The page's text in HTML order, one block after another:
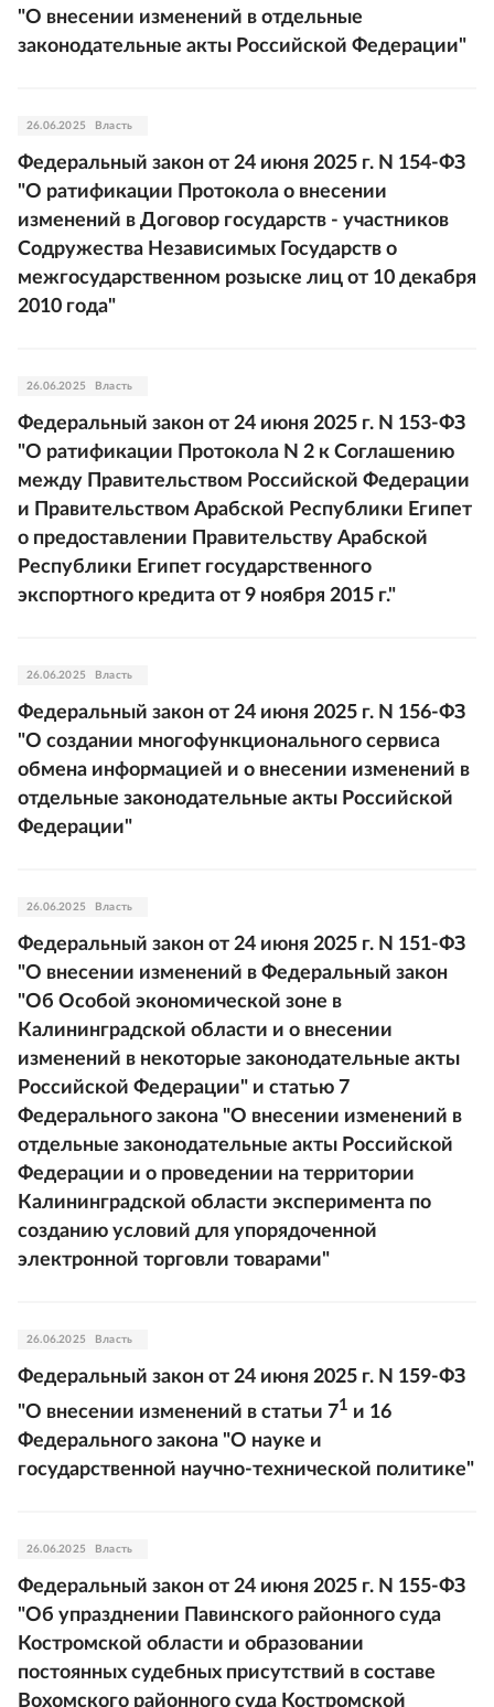
"О внесении изменений в отдельные
законодательные акты Российской Федерации"
26.06.2025 Власть
Федеральный закон от 24 июня 2025 г. N 154-ФЗ
"О ратификации Протокола о внесении
изменений в Договор государств - участников
Содружества Независимых Государств о
межгосударственном розыске лиц от 10 декабря
2010 года"
26.06.2025 Власть
Федеральный закон от 24 июня 2025 г. N 153-ФЗ
"О ратификации Протокола N 2 к Соглашению
между Правительством Российской Федерации
и Правительством Арабской Республики Египет
о предоставлении Правительству Арабской
Республики Египет государственного
экспортного кредита от 9 ноября 2015 г."
26.06.2025 Власть
Федеральный закон от 24 июня 2025 г. N 156-ФЗ
"О создании многофункционального сервиса
обмена информацией и о внесении изменений в
отдельные законодательные акты Российской
Федерации"
26.06.2025 Власть
Федеральный закон от 24 июня 2025 г. N 151-ФЗ
"О внесении изменений в Федеральный закон
"Об Особой экономической зоне в
Калининградской области и о внесении
изменений в некоторые законодательные акты
Российской Федерации" и статью 7
Федерального закона "О внесении изменений в
отдельные законодательные акты Российской
Федерации и о проведении на территории
Калининградской области эксперимента по
созданию условий для упорядоченной
электронной торговли товарами"
26.06.2025 Власть
Федеральный закон от 24 июня 2025 г. N 159-ФЗ
"О внесении изменений в статьи 71 и 16
Федерального закона "О науке и
государственной научно-технической политике"
26.06.2025 Власть
Федеральный закон от 24 июня 2025 г. N 155-ФЗ
"Об упразднении Павинского районного суда
Костромской области и образовании
постоянных судебных присутствий в составе
Вохомского районного суда Костромской